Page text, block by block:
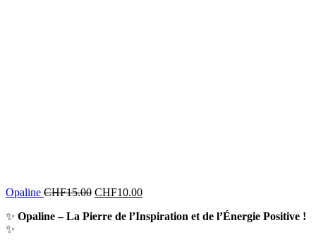
Opaline CHF15.00 CHF10.00
✨ Opaline – La Pierre de l’Inspiration et de l’Énergie Positive !
✨